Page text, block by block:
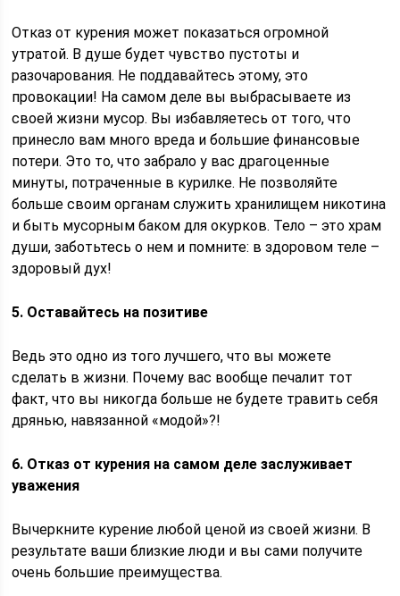
Отказ от курения может показаться огромной
утратой. В душе будет чувство пустоты и
разочарования. Не поддавайтесь этому, это
провокации! На самом деле вы выбрасываете из
своей жизни мусор. Вы избавляетесь от того, что
принесло вам много вреда и большие финансовые
потери. Это то, что забрало у вас драгоценные
минуты, потраченные в курилке. Не позволяйте
больше своим органам служить хранилищем никотина
и быть мусорным баком для окурков. Тело – это храм
души, заботьтесь о нем и помните: в здоровом теле –
здоровый дух!
5. Оставайтесь на позитиве
Ведь это одно из того лучшего, что вы можете
сделать в жизни. Почему вас вообще печалит тот
факт, что вы никогда больше не будете травить себя
дрянью, навязанной «модой»?!
6. Отказ от курения на самом деле заслуживает
уважения
Вычеркните курение любой ценой из своей жизни. В
результате ваши близкие люди и вы сами получите
очень большие преимущества.